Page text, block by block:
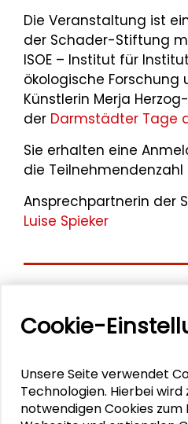
Die Veranstaltung ist
der Schader-Stiftung
ISOE – Institut für
ökologische Forschung
Künstlerin Merja
der Darmstädter Tage
Sie erhalten eine
die Teilnehmendenzahl
Ansprechpartnerin der
Luise Spieker
11. Internationale
"Demokratischer Wald"
Cookie-
Unsere Seite verwendet
Technologien. Hierbei
notwendigen Cookies